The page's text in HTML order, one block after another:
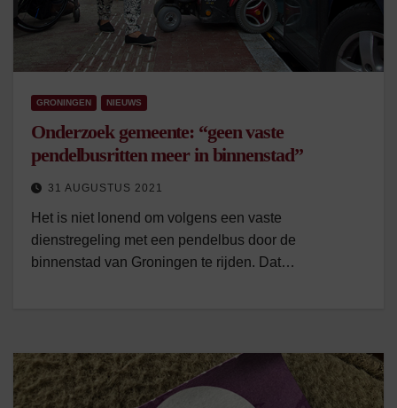
GRONINGEN NIEUWS
Onderzoek gemeente: “geen vaste
pendelbusritten meer in binnenstad”
31 AUGUSTUS 2021
Het is niet lonend om volgens een vaste
dienstregeling met een pendelbus door de
binnenstad van Groningen te rijden. Dat…